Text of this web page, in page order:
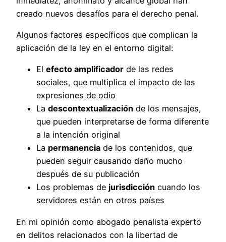
creado nuevos desafíos para el derecho penal.
Algunos factores específicos que complican la
aplicación de la ley en el entorno digital:
El efecto amplificador de las redes
sociales, que multiplica el impacto de las
expresiones de odio
La descontextualización de los mensajes,
que pueden interpretarse de forma diferente
a la intención original
La permanencia de los contenidos, que
pueden seguir causando daño mucho
después de su publicación
Los problemas de jurisdicción cuando los
servidores están en otros países
En mi opinión como abogado penalista experto
en delitos relacionados con la libertad de